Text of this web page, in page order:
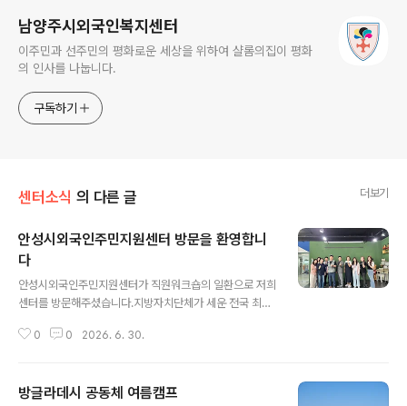
남양주시외국인복지센터
이주민과 선주민의 평화로운 세상을 위하여 샬롬의집이 평화
의 인사를 나눕니다.
구독하기
센터소식 의 다른 글 더보기
안성시외국인주민지원센터 방문을 환영합니
다
안성시외국인주민지원센터가 직원워크숍의 일환으로 저희
센터를 방문해주셨습니다.지방자치단체가 세운 전국 최초
기도 권에서 서로 협력하기 위한 노력의 일환으로 귀한 발
아갈 수 있다고 생각합니다. 어렵고 험한 길! 서로 어깨동무
0 0 2026. 6. 30.
방글라데시 공동체 여름캠프